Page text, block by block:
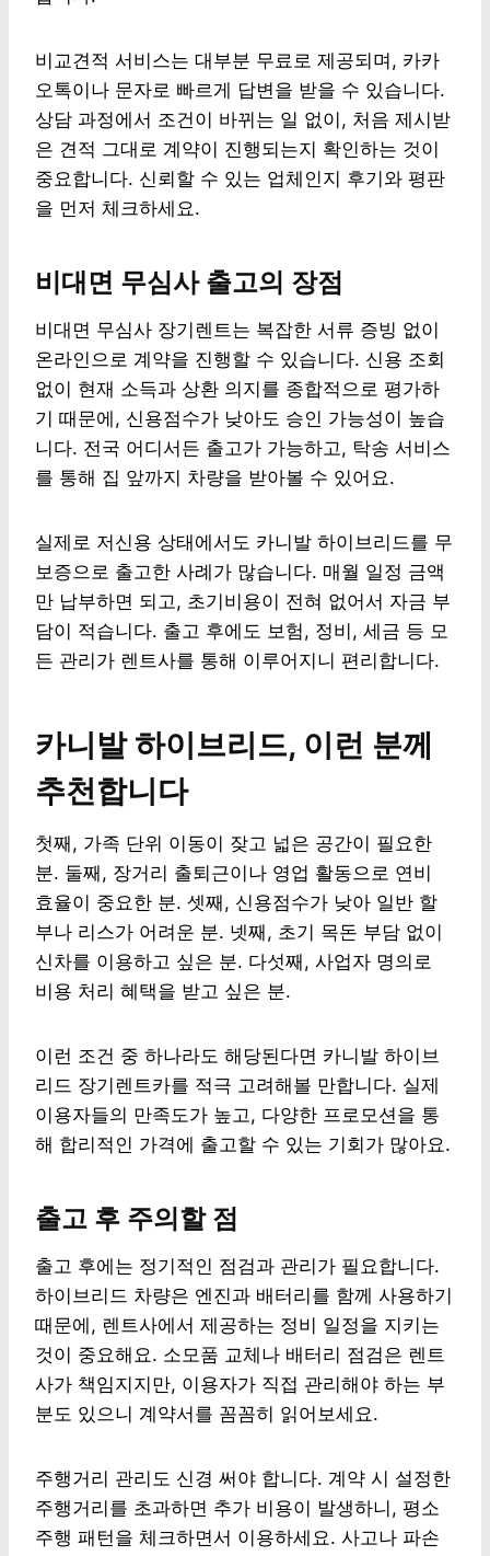
비교견적 서비스는 대부분 무료로 제공되며, 카카
오톡이나 문자로 빠르게 답변을 받을 수 있습니다.
상담 과정에서 조건이 바뀌는 일 없이, 처음 제시받
은 견적 그대로 계약이 진행되는지 확인하는 것이
중요합니다. 신뢰할 수 있는 업체인지 후기와 평판
을 먼저 체크하세요.
비대면 무심사 출고의 장점
비대면 무심사 장기렌트는 복잡한 서류 증빙 없이
온라인으로 계약을 진행할 수 있습니다. 신용 조회
없이 현재 소득과 상환 의지를 종합적으로 평가하
기 때문에, 신용점수가 낮아도 승인 가능성이 높습
니다. 전국 어디서든 출고가 가능하고, 탁송 서비스
를 통해 집 앞까지 차량을 받아볼 수 있어요.
실제로 저신용 상태에서도 카니발 하이브리드를 무
보증으로 출고한 사례가 많습니다. 매월 일정 금액
만 납부하면 되고, 초기비용이 전혀 없어서 자금 부
담이 적습니다. 출고 후에도 보험, 정비, 세금 등 모
든 관리가 렌트사를 통해 이루어지니 편리합니다.
카니발 하이브리드, 이런 분께
추천합니다
첫째, 가족 단위 이동이 잦고 넓은 공간이 필요한
분. 둘째, 장거리 출퇴근이나 영업 활동으로 연비
효율이 중요한 분. 셋째, 신용점수가 낮아 일반 할
부나 리스가 어려운 분. 넷째, 초기 목돈 부담 없이
신차를 이용하고 싶은 분. 다섯째, 사업자 명의로
비용 처리 혜택을 받고 싶은 분.
이런 조건 중 하나라도 해당된다면 카니발 하이브
리드 장기렌트카를 적극 고려해볼 만합니다. 실제
이용자들의 만족도가 높고, 다양한 프로모션을 통
해 합리적인 가격에 출고할 수 있는 기회가 많아요.
출고 후 주의할 점
출고 후에는 정기적인 점검과 관리가 필요합니다.
하이브리드 차량은 엔진과 배터리를 함께 사용하기
때문에, 렌트사에서 제공하는 정비 일정을 지키는
것이 중요해요. 소모품 교체나 배터리 점검은 렌트
사가 책임지지만, 이용자가 직접 관리해야 하는 부
분도 있으니 계약서를 꼼꼼히 읽어보세요.
주행거리 관리도 신경 써야 합니다. 계약 시 설정한
주행거리를 초과하면 추가 비용이 발생하니, 평소
주행 패턴을 체크하면서 이용하세요. 사고나 파손